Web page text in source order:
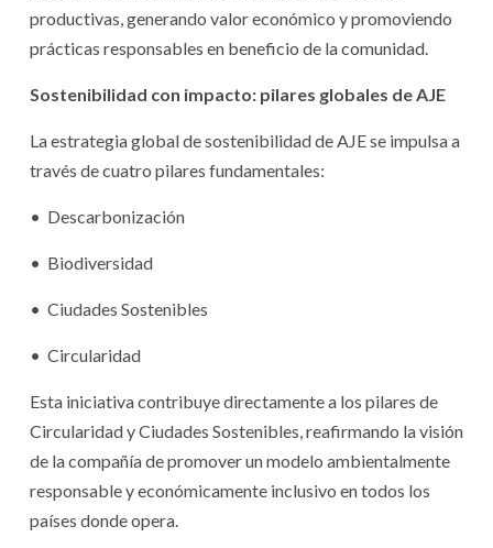
productivas, generando valor económico y promoviendo
prácticas responsables en beneficio de la comunidad.
Sostenibilidad con impacto: pilares globales de AJE
La estrategia global de sostenibilidad de AJE se impulsa a
través de cuatro pilares fundamentales:
•⁠ ⁠Descarbonización
•⁠ ⁠Biodiversidad
•⁠ ⁠Ciudades Sostenibles
•⁠ ⁠Circularidad
Esta iniciativa contribuye directamente a los pilares de
Circularidad y Ciudades Sostenibles, reafirmando la visión
de la compañía de promover un modelo ambientalmente
responsable y económicamente inclusivo en todos los
países donde opera.